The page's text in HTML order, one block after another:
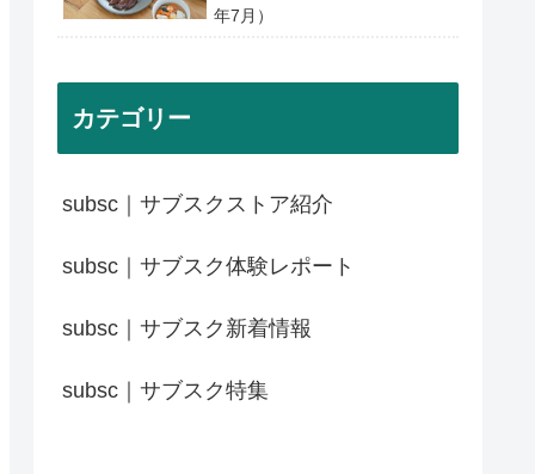
年7月）
カテゴリー
subsc｜サブスクストア紹介
subsc｜サブスク体験レポート
subsc｜サブスク新着情報
subsc｜サブスク特集